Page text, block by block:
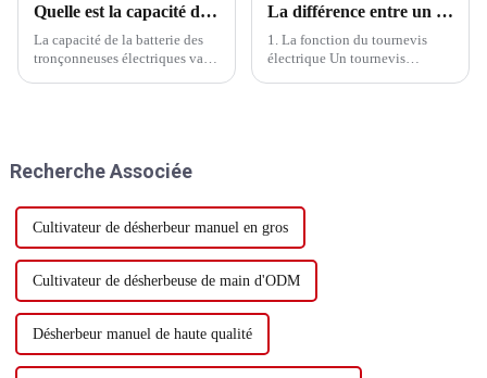
Quelle est la capacité de la batterie d'une tronçonneuse électrique
La capacité de la batterie des
tronçonneuses électriques varie
sont couramment utilisées.
La différence entre un tournevis électrique à percussion et un tournevis sans percussion
1. La fonction du tournevis
électrique Un tournevis
Recherche Associée
Cultivateur de désherbeur manuel en gros
Cultivateur de désherbeuse de main d'ODM
Désherbeur manuel de haute qualité